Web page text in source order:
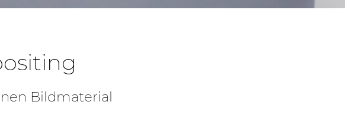
Bildmaterial